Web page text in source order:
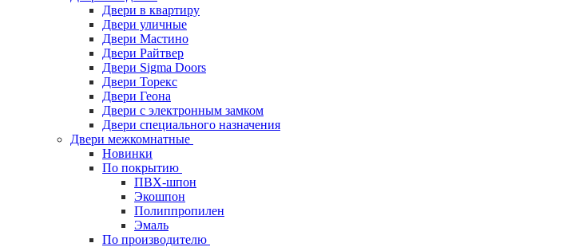
Двери в квартиру
Двери уличные
Двери Мастино
Двери Райтвер
Двери Sigma Doors
Двери Торекс
Двери Геона
Двери с электронным замком
Двери специального назначения
Двери межкомнатные
Новинки
По покрытию
ПВХ-шпон
Экошпон
Полиппропилен
Эмаль
По производителю